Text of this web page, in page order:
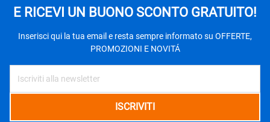
E RICEVI UN BUONO SCONTO GRATUITO!
Inserisci qui la tua email e resta sempre informato su OFFERTE,
PROMOZIONI E NOVITÁ